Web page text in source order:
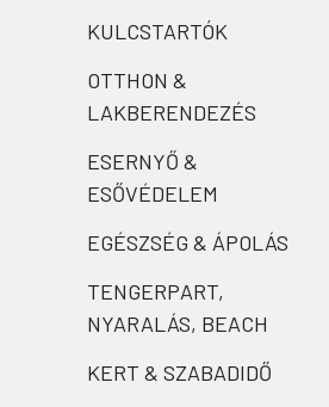
KULCSTARTÓK
OTTHON &
LAKBERENDEZÉS
ESERNYŐ &
ESŐVÉDELEM
EGÉSZSÉG & ÁPOLÁS
TENGERPART,
NYARALÁS, BEACH
KERT & SZABADIDŐ